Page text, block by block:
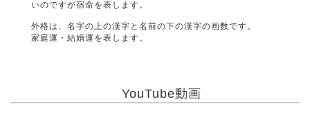
いのですが宿命を表します。
外格は、名字の上の漢字と名前の下の漢字の画数です。
家庭運・結婚運を表します。
YouTube動画